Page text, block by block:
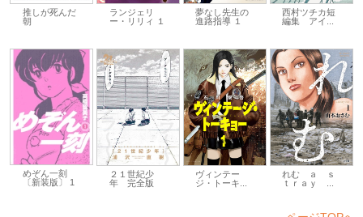
推しが死んだ
朝
ランジェリ
ー・リリィ １
夢なし先生の
進路指導 １
西村ツチカ短
編集 アイ...
めぞん一刻
〔新装版〕 1
２１世紀少
年 完全版
ヴィンテー
ジ・トーキ...
れむ ａ ｓ
ｔｒａｙ ...